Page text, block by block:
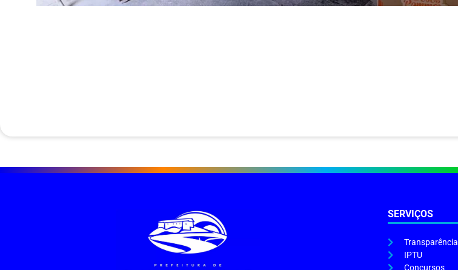
SERVIÇOS
Transparência
IPTU
Concursos